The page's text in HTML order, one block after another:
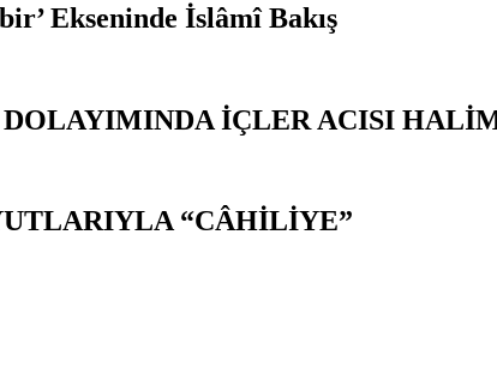
Ekseninde İslâmî Bakış
İÇLER ACISI
“CÂHİLİYE”